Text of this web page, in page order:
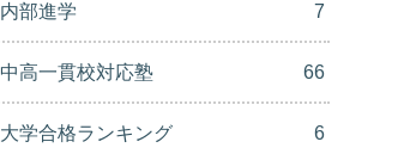
内部進学 7
中高一貫校対応塾 66
大学合格ランキング 6